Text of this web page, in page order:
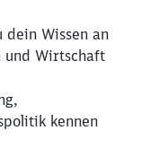
Wissen an
und Wirtschaft
kennen